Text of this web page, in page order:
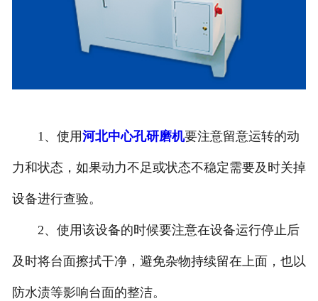
1、使用河北中心孔研磨机要注意留意运转的动
力和状态，如果动力不足或状态不稳定需要及时关掉
设备进行查验。
2、使用该设备的时候要注意在设备运行停止后
及时将台面擦拭干净，避免杂物持续留在上面，也以
防水渍等影响台面的整洁。